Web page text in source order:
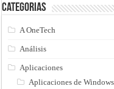
Categorias
A OneTech
Análisis
Aplicaciones
Aplicaciones de